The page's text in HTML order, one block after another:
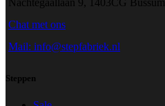
Chat met ons
Mail: info@stepfabriek.nl
Steppen